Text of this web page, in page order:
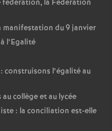
fédération, la Fédération
manifestation du 9 janvier
l’Egalité
l’égalité au
collège et au lycée
: la conciliation est-elle